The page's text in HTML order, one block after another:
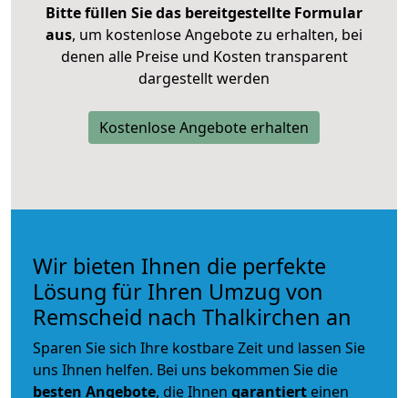
Bitte füllen Sie das bereitgestellte Formular
aus, um kostenlose Angebote zu erhalten, bei
denen alle Preise und Kosten transparent
dargestellt werden
Kostenlose Angebote erhalten
Wir bieten Ihnen die perfekte
Lösung für Ihren Umzug von
Remscheid nach Thalkirchen an
Sparen Sie sich Ihre kostbare Zeit und lassen Sie
uns Ihnen helfen. Bei uns bekommen Sie die
besten Angebote, die Ihnen garantiert einen